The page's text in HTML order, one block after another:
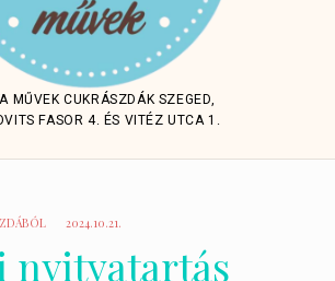
MŰVEK CUKRÁSZDÁK SZEGED,
FASOR 4. ÉS VITÉZ UTCA 1.
2024.10.21.
nyitvatartás